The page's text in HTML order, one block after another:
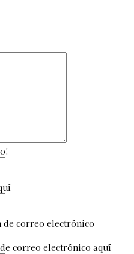
de correo electrónico
correo electrónico aquí